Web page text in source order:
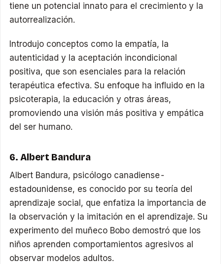
tiene un potencial innato para el crecimiento y la
autorrealización.
Introdujo conceptos como la empatía, la
autenticidad y la aceptación incondicional
positiva, que son esenciales para la relación
terapéutica efectiva. Su enfoque ha influido en la
psicoterapia, la educación y otras áreas,
promoviendo una visión más positiva y empática
del ser humano.
6. Albert Bandura
Albert Bandura, psicólogo canadiense-
estadounidense, es conocido por su teoría del
aprendizaje social, que enfatiza la importancia de
la observación y la imitación en el aprendizaje. Su
experimento del muñeco Bobo demostró que los
niños aprenden comportamientos agresivos al
observar modelos adultos.